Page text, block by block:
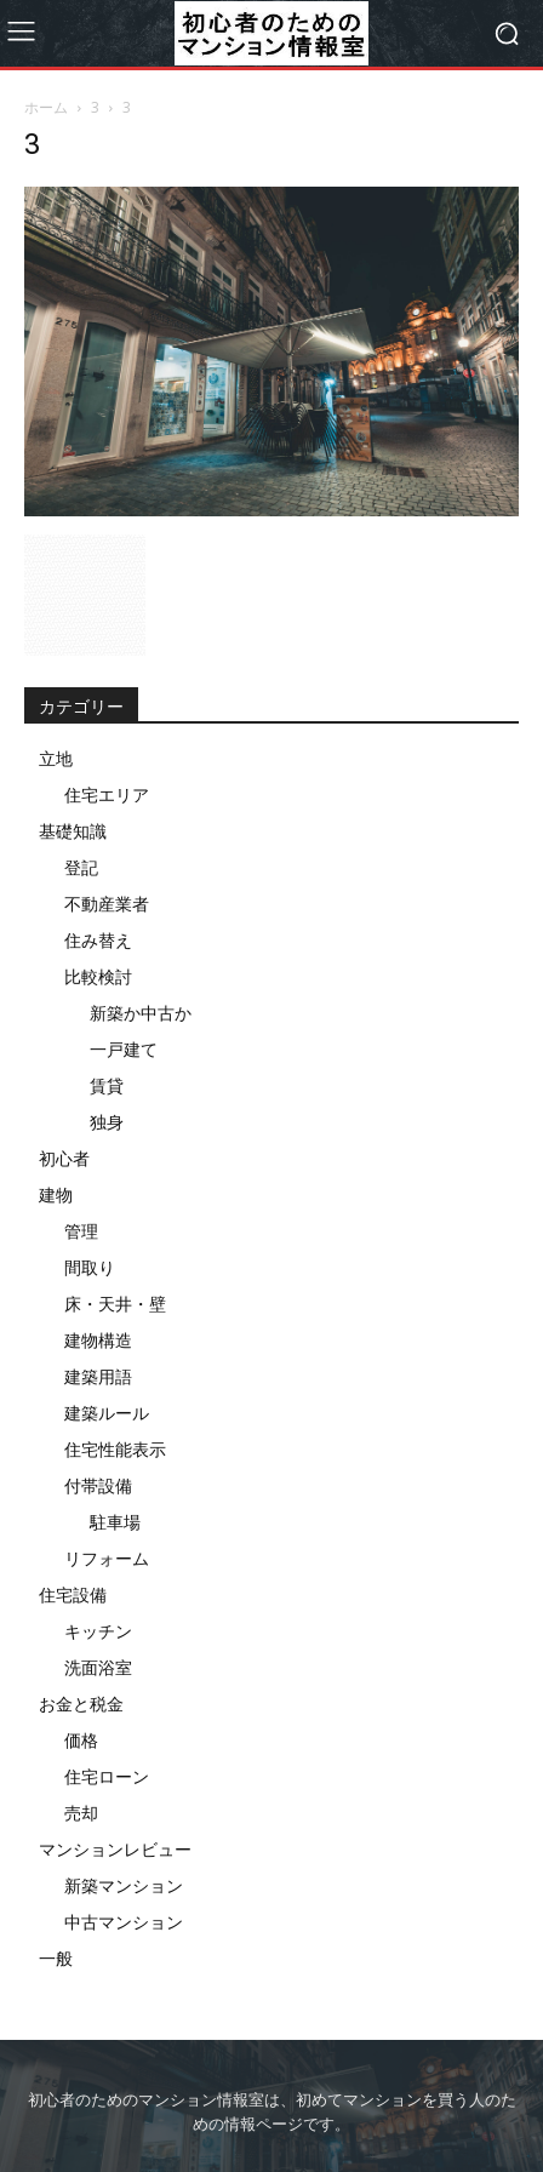
ホーム 3 3
3
カテゴリー
立地
住宅エリア
基礎知識
登記
不動産業者
住み替え
比較検討
新築か中古か
一戸建て
賃貸
独身
初心者
建物
管理
間取り
床・天井・壁
建物構造
建築用語
建築ルール
住宅性能表示
付帯設備
駐車場
リフォーム
住宅設備
キッチン
洗面浴室
お金と税金
価格
住宅ローン
売却
マンションレビュー
新築マンション
中古マンション
一般
初心者のためのマンション情報室は、初めてマンションを買う人のた
めの情報ページです。